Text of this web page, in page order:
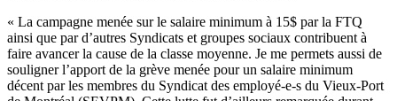
« La campagne menée sur le salaire minimum à 15$ par la FTQ
ainsi que par d’autres Syndicats et groupes sociaux contribuent à
faire avancer la cause de la classe moyenne. Je me permets aussi de
souligner l’apport de la grève menée pour un salaire minimum
décent par les membres du Syndicat des employé-e-s du Vieux-Port